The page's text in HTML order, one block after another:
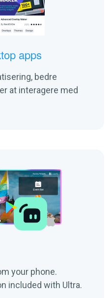
apps
bedre
at interagere med
your phone.
included with Ultra.